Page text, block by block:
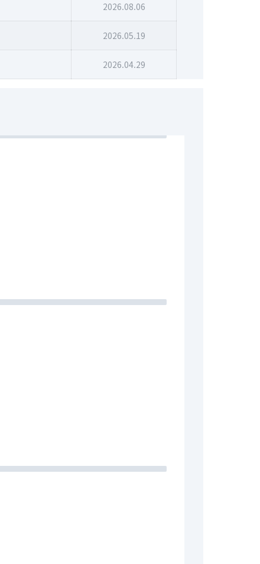
2026.08.06
2026.05.19
2026.04.29